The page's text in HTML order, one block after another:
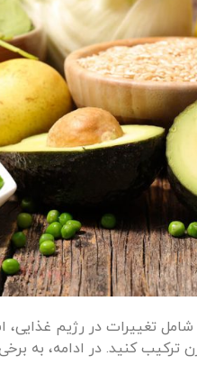
تغییرات در رژیم غذایی،
ترکیب کنید. در ادامه، به